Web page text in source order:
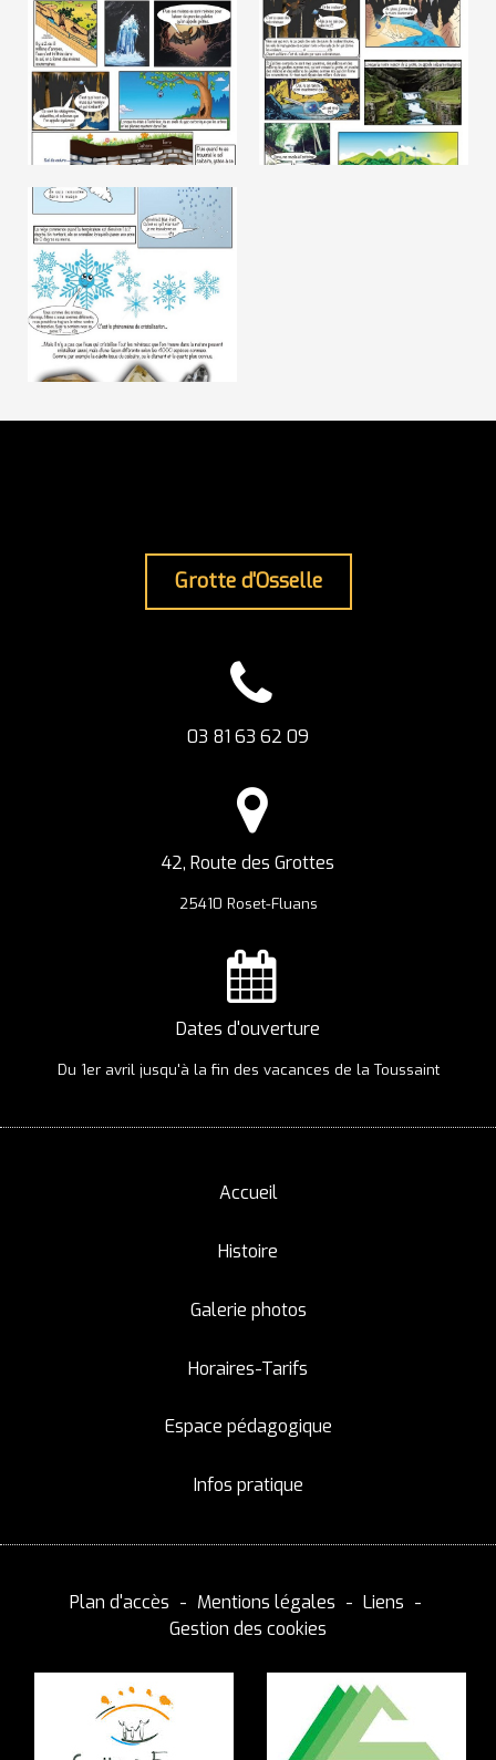
Grotte d'Osselle
03 81 63 62 09
42, Route des Grottes
25410 Roset-Fluans
Dates d'ouverture
Du 1er avril jusqu'à la fin des vacances de la Toussaint
Accueil
Histoire
Galerie photos
Horaires-Tarifs
Espace pédagogique
Infos pratique
Plan d'accès Mentions légales
Liens
Gestion des cookies